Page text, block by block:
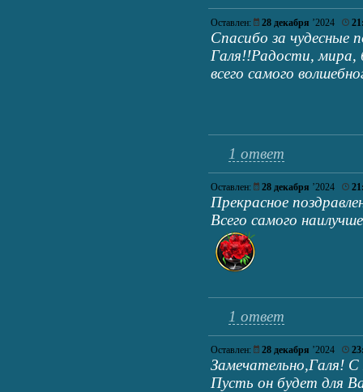
Оставлен: 28 декабря ’2024
Спасибо за
Галя!!Радости, мира,
всего самого
1 ответ
Оставлен: 28 декабря ’2024
Прекрасное
Всего самого
1 ответ
Оставлен: 28 декабря ’2024
Замечательно,Галя!
Пусть он будет для